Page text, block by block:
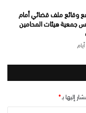
وقائع ملف قضائي أمام
جمعية هيئات المحامين
إليها بـ*